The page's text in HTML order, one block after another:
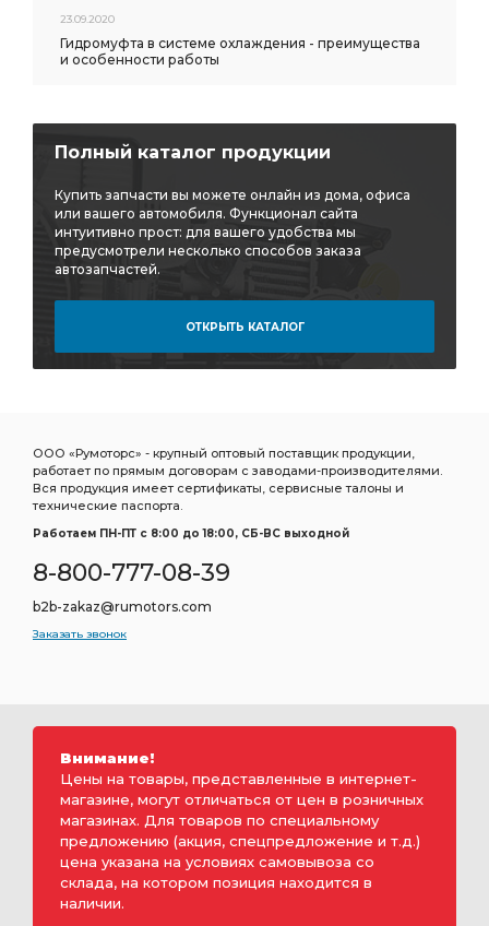
23.09.2020
Гидромуфта в системе охлаждения - преимущества
и особенности работы
Полный каталог продукции
Купить запчасти вы можете онлайн из дома, офиса
или вашего автомобиля. Функционал сайта
интуитивно прост: для вашего удобства мы
предусмотрели несколько способов заказа
автозапчастей.
ОТКРЫТЬ КАТАЛОГ
ООО «Румоторс» - крупный оптовый поставщик продукции,
работает по прямым договорам с заводами-производителями.
Вся продукция имеет сертификаты, сервисные талоны и
технические паспорта.
Работаем ПН-ПТ c 8:00 до 18:00, СБ-ВС выходной
8-800-777-08-39
b2b-zakaz@rumotors.com
Заказать звонок
Внимание!
Цены на товары, представленные в интернет-
магазине, могут отличаться от цен в розничных
магазинах. Для товаров по специальному
предложению (акция, спецпредложение и т.д.)
цена указана на условиях самовывоза со
склада, на котором позиция находится в
наличии.